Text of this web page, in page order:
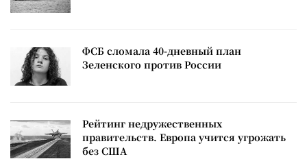
ФСБ сломала 40-дневный план
Зеленского против России
Рейтинг недружественных
правительств. Европа учится угрожать
без США